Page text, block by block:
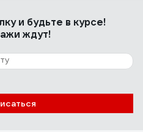
и будьте в курсе!
ждут!